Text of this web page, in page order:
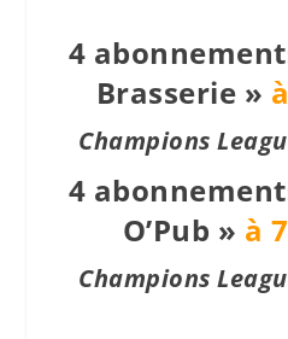
4
Brasserie »
Champions
4
O’Pub » à
Champions